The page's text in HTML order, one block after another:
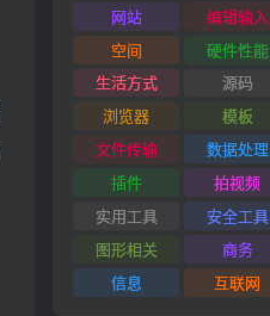
网站
编辑输入
空间
硬件性能
生活方式
源码
浏览器
模板
文件传输
数据处理
插件
拍视频
实用工具
安全工具
图形相关
商务
信息
互联网